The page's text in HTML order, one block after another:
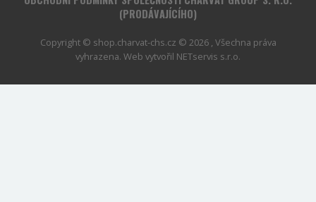
(PRODÁVAJÍCÍHO)
Copyright © shop.charvat-chs.cz © 2026 , Všechna práva
vyhrazena. Web vytvořil NETservis s.r.o.